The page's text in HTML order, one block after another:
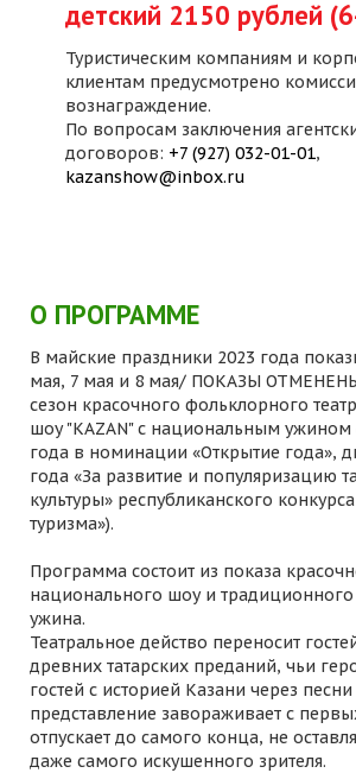
детский 2150 рублей
Туристическим компаниям и
клиентам предусмотрено
вознаграждение.
По вопросам заключения
договоров: +7 (927) 032-01-01,
kazanshow@inbox.ru
О ПРОГРАММЕ
В майские праздники 2023 года
мая, 7 мая и 8 мая/ ПОКАЗЫ
сезон красочного фольклорного
шоу "KAZAN" с национальным ужином
года в номинации «Открытие года»,
года «За развитие и популяризацию
культуры» республиканского
туризма»).
Программа состоит из показа
национального шоу и традиционного
ужина.
Театральное действо переносит
древних татарских преданий, чьи
гостей с историей Казани через
представление завораживает с
отпускает до самого конца, не
даже самого искушенного зрителя.